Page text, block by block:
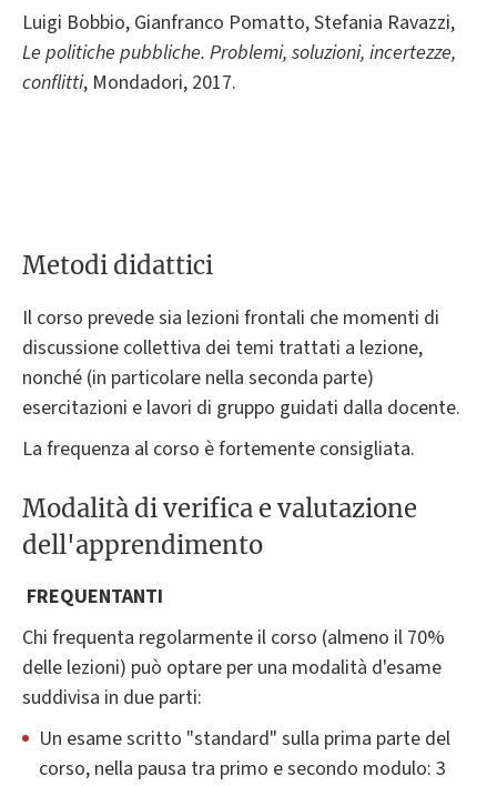
Luigi Bobbio, Gianfranco Pomatto, Stefania Ravazzi,
Le politiche pubbliche. Problemi, soluzioni, incertezze,
conflitti, Mondadori, 2017.
Metodi didattici
Il corso prevede sia lezioni frontali che momenti di
discussione collettiva dei temi trattati a lezione,
nonché (in particolare nella seconda parte)
esercitazioni e lavori di gruppo guidati dalla docente.
La frequenza al corso è fortemente consigliata.
Modalità di verifica e valutazione
dell'apprendimento
FREQUENTANTI
Chi frequenta regolarmente il corso (almeno il 70%
delle lezioni) può optare per una modalità d'esame
suddivisa in due parti:
Un esame scritto "standard" sulla prima parte del
corso, nella pausa tra primo e secondo modulo: 3